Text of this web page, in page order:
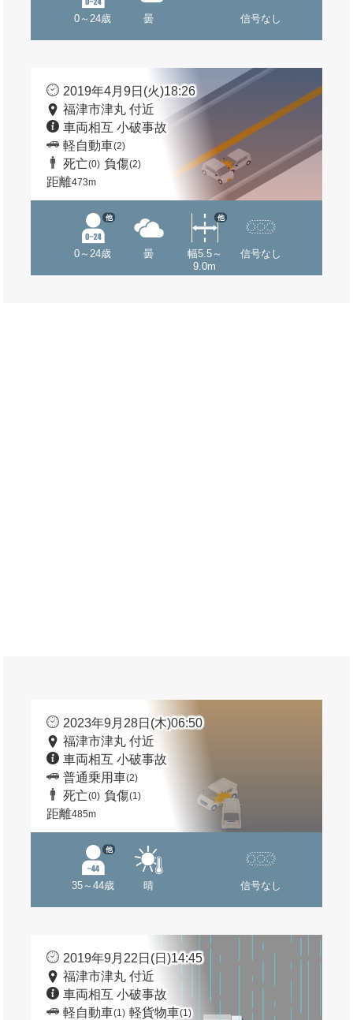
0～24歳 曇 信号なし
2019年4月9日(火)18:26
福津市津丸 付近
車両相互 小破事故
軽自動車(2)
死亡(0) 負傷(2)
距離473m
0～24歳
他
曇
幅5.5～
9.0m
他
信号なし
2023年9月28日(木)06:50
福津市津丸 付近
車両相互 小破事故
普通乗用車(2)
死亡(0) 負傷(1)
距離485m
35～44歳
他
晴 信号なし
2019年9月22日(日)14:45
福津市津丸 付近
車両相互 小破事故
軽自動車(1) 軽貨物車(1)